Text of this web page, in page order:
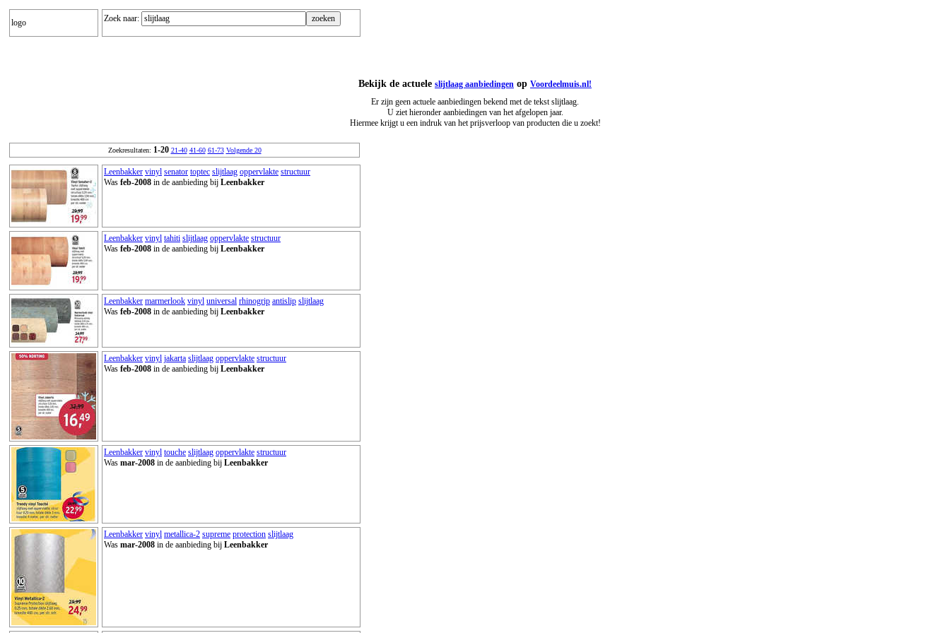
logo Zoek naar:
Bekijk de actuele slijtlaag aanbiedingen op Voordeelmuis.nl!
Er zijn geen actuele aanbiedingen bekend met de tekst slijtlaag.
U ziet hieronder aanbiedingen van het afgelopen jaar.
Hiermee krijgt u een indruk van het prijsverloop van producten die u zoekt!
Zoekresultaten: 1-20 21-40 41-60 61-73 Volgende 20
Leenbakker vinyl senator toptec slijtlaag oppervlakte structuur
Was feb-2008 in de aanbieding bij Leenbakker
Leenbakker vinyl tahiti slijtlaag oppervlakte structuur
Was feb-2008 in de aanbieding bij Leenbakker
Leenbakker marmerlook vinyl universal rhinogrip antislip slijtlaag
Was feb-2008 in de aanbieding bij Leenbakker
Leenbakker vinyl jakarta slijtlaag oppervlakte structuur
Was feb-2008 in de aanbieding bij Leenbakker
Leenbakker vinyl touche slijtlaag oppervlakte structuur
Was mar-2008 in de aanbieding bij Leenbakker
Leenbakker vinyl metallica-2 supreme protection slijtlaag
Was mar-2008 in de aanbieding bij Leenbakker